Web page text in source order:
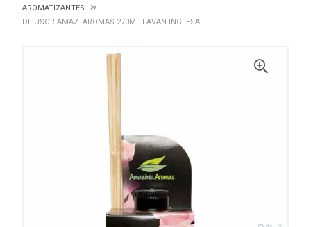
AROMATIZANTES
DIFUSOR AMAZ. AROMAS 270ML LAVAN INGLESA